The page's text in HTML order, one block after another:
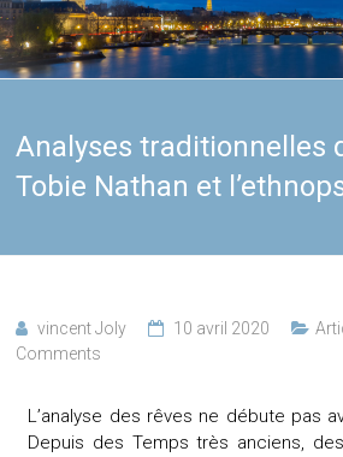
Analyses traditionnelles
Tobie Nathan et
vincent Joly 10 avril 2020
Comments
L’analyse des rêves ne débute pas
Depuis des Temps très anciens,